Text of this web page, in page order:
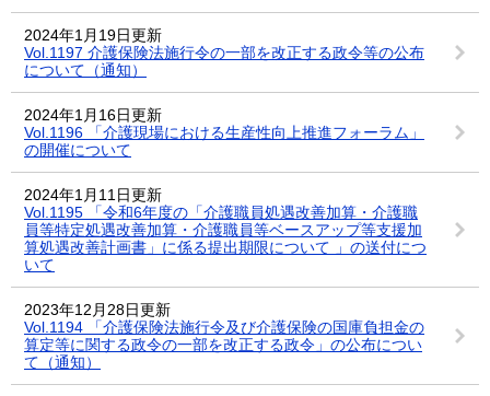
2024年1月19日更新
Vol.1197 介護保険法施行令の一部を改正する政令等の公布
について（通知）
2024年1月16日更新
Vol.1196 「介護現場における生産性向上推進フォーラム」
の開催について
2024年1月11日更新
Vol.1195 「令和6年度の「介護職員処遇改善加算・介護職
員等特定処遇改善加算・介護職員等ベースアップ等支援加
算処遇改善計画書」に係る提出期限について 」の送付につ
いて
2023年12月28日更新
Vol.1194 「介護保険法施行令及び介護保険の国庫負担金の
算定等に関する政令の一部を改正する政令」の公布につい
て（通知）